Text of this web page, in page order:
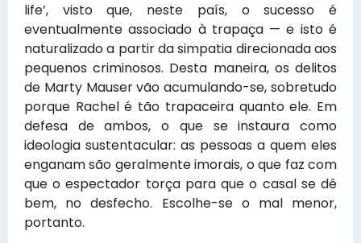
life’, visto que, neste país, o sucesso é
eventualmente associado à trapaça — e isto é
naturalizado a partir da simpatia direcionada aos
pequenos criminosos. Desta maneira, os delitos
de Marty Mauser vão acumulando-se, sobretudo
porque Rachel é tão trapaceira quanto ele. Em
defesa de ambos, o que se instaura como
ideologia sustentacular: as pessoas a quem eles
enganam são geralmente imorais, o que faz com
que o espectador torça para que o casal se dê
bem, no desfecho. Escolhe-se o mal menor,
portanto.